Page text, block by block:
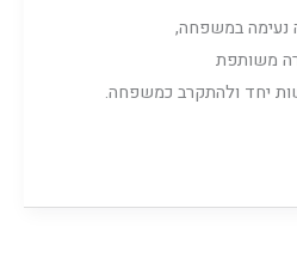
נעימה במשפחה,
משותפת
יחד ולהתקרב כמשפחה.